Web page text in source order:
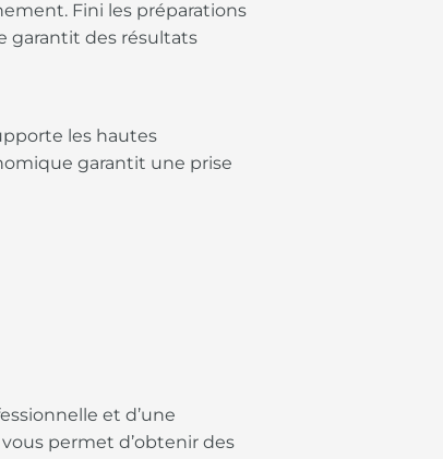
Fini les préparations
garantit des résultats
les hautes
garantit une prise
et d’une
permet d’obtenir des